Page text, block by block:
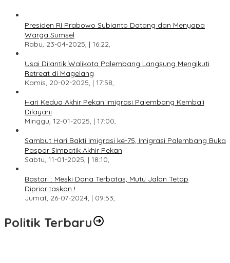
Presiden RI Prabowo Subianto Datang dan Menyapa
Warga Sumsel
Rabu, 23-04-2025, | 16:22,
Usai Dilantik Walikota Palembang Langsung Mengikuti
Retreat di Magelang
Kamis, 20-02-2025, | 17:58,
Hari Kedua Akhir Pekan Imigrasi Palembang Kembali
Dilayani
Minggu, 12-01-2025, | 17:00,
Sambut Hari Bakti Imigrasi ke-75, Imigrasi Palembang Buka
Paspor Simpatik Akhir Pekan
Sabtu, 11-01-2025, | 18:10,
Bastari : Meski Dana Terbatas, Mutu Jalan Tetap
Diprioritaskan !
Jumat, 26-07-2024, | 09:53,
Politik Terbaru